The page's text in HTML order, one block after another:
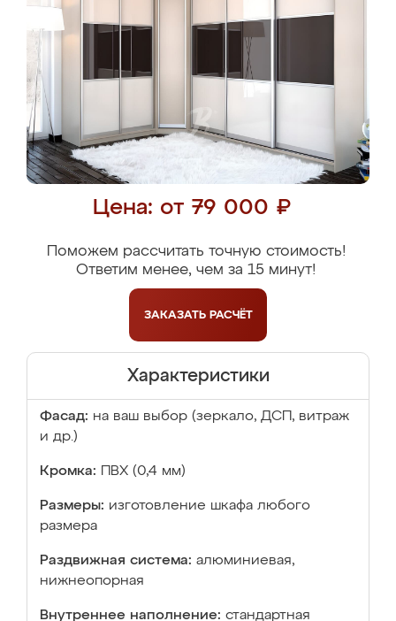
Цена: от 79 000 ₽
Поможем рассчитать точную стоимость!
Ответим менее, чем за 15 минут!
ЗАКАЗАТЬ РАСЧЁТ
Характеристики
Фасад: на ваш выбор (зеркало, ДСП, витраж
и др.)
Кромка: ПВХ (0,4 мм)
Размеры: изготовление шкафа любого
размера
Раздвижная система: алюминиевая,
нижнеопорная
Внутреннее наполнение: стандартная